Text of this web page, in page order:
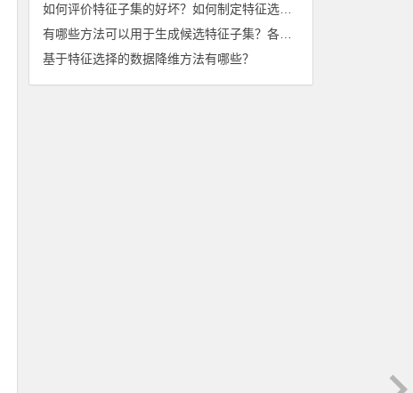
如何评价特征子集的好坏？如何制定特征选择的停止准则？
有哪些方法可以用于生成候选特征子集？各有什么特点？
基于特征选择的数据降维方法有哪些？